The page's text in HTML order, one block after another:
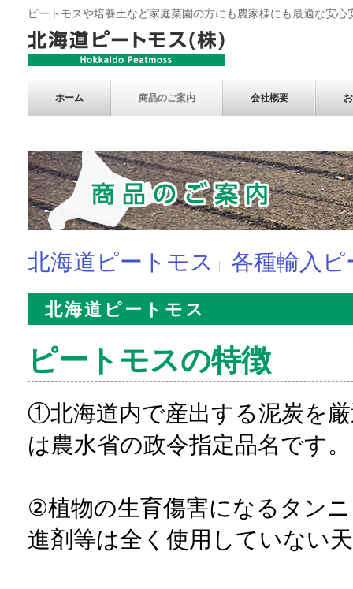
ピートモスや培養土など家庭菜園の方にも農家様にも最適な安
ホーム 商品のご案内 会社概要
北海道ピートモス 各種輸入
北海道ピートモス
ピートモスの特徴
①北海道内で産出する泥炭を
は農水省の政令指定品名です。
②植物の生育傷害になるタン
進剤等は全く使用していない